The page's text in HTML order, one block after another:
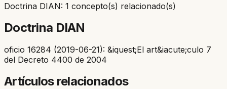
Doctrina DIAN: 1 concepto(s) relacionado(s)
Doctrina DIAN
oficio 16284 (2019-06-21): &iquest;El art&iacute;culo 7
del Decreto 4400 de 2004
Artículos relacionados